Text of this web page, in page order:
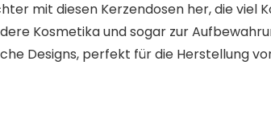
mit diesen Kerzendosen her, die viel
Kosmetika und sogar zur
Designs, perfekt für die Herstellung